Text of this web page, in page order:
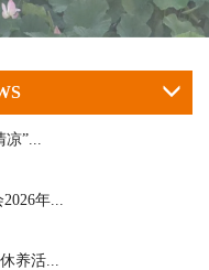
凉”...
年...
养活...